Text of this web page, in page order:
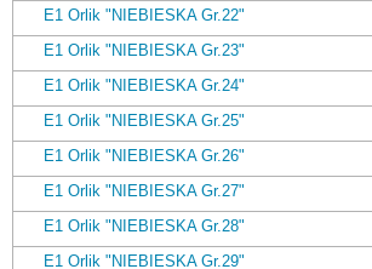
E1 Orlik "NIEBIESKA Gr.22"
E1 Orlik "NIEBIESKA Gr.23"
E1 Orlik "NIEBIESKA Gr.24"
E1 Orlik "NIEBIESKA Gr.25"
E1 Orlik "NIEBIESKA Gr.26"
E1 Orlik "NIEBIESKA Gr.27"
E1 Orlik "NIEBIESKA Gr.28"
E1 Orlik "NIEBIESKA Gr.29"